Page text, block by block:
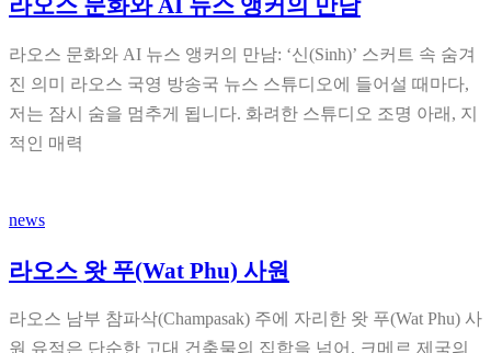
라오스 문화와 AI 뉴스 앵커의 만남
라오스 문화와 AI 뉴스 앵커의 만남: ‘신(Sinh)’ 스커트 속 숨겨
진 의미 라오스 국영 방송국 뉴스 스튜디오에 들어설 때마다,
저는 잠시 숨을 멈추게 됩니다. 화려한 스튜디오 조명 아래, 지
적인 매력
news
라오스 왓 푸(Wat Phu) 사원
라오스 남부 참파삭(Champasak) 주에 자리한 왓 푸(Wat Phu) 사